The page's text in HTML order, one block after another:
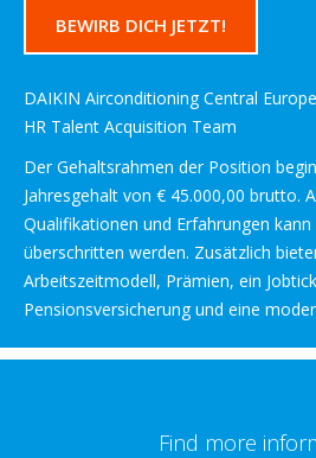
BEWIRB DICH JETZT!
DAIKIN Airconditioning Central Europe
HR Talent Acquisition Team
Der Gehaltsrahmen der Position
Jahresgehalt von € 45.000,00 brutto.
Qualifikationen und Erfahrungen
überschritten werden. Zusätzlich
Arbeitszeitmodell, Prämien, ein
Pensionsversicherung und eine
Find more